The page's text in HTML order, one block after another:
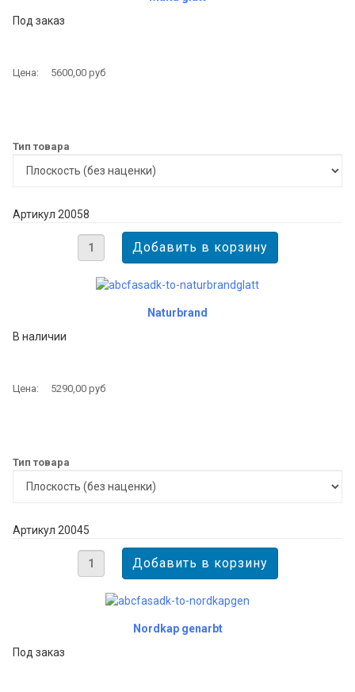
Под заказ
Цена: 5600,00 руб
Тип товара
Артикул 20058
Naturbrand
В наличии
Цена: 5290,00 руб
Тип товара
Артикул 20045
Nordkap genarbt
Под заказ